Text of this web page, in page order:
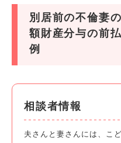
別居前の不倫妻
額財産分与の前
例
相談者情報
夫さんと妻さんには、こ